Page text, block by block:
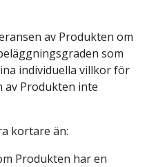
av Produkten om
som
individuella villkor för
av Produkten inte
kortare än:
Produkten har en